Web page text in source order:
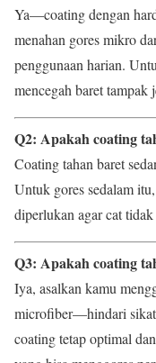
Ya—coating dengan
menahan gores mikro
penggunaan harian.
mencegah baret tampak
Q2: Apakah coating
Coating tahan baret
Untuk gores sedalam
diperlukan agar cat
Q3: Apakah coating
Iya, asalkan kamu
microfiber—hindari sikat
coating tetap optimal